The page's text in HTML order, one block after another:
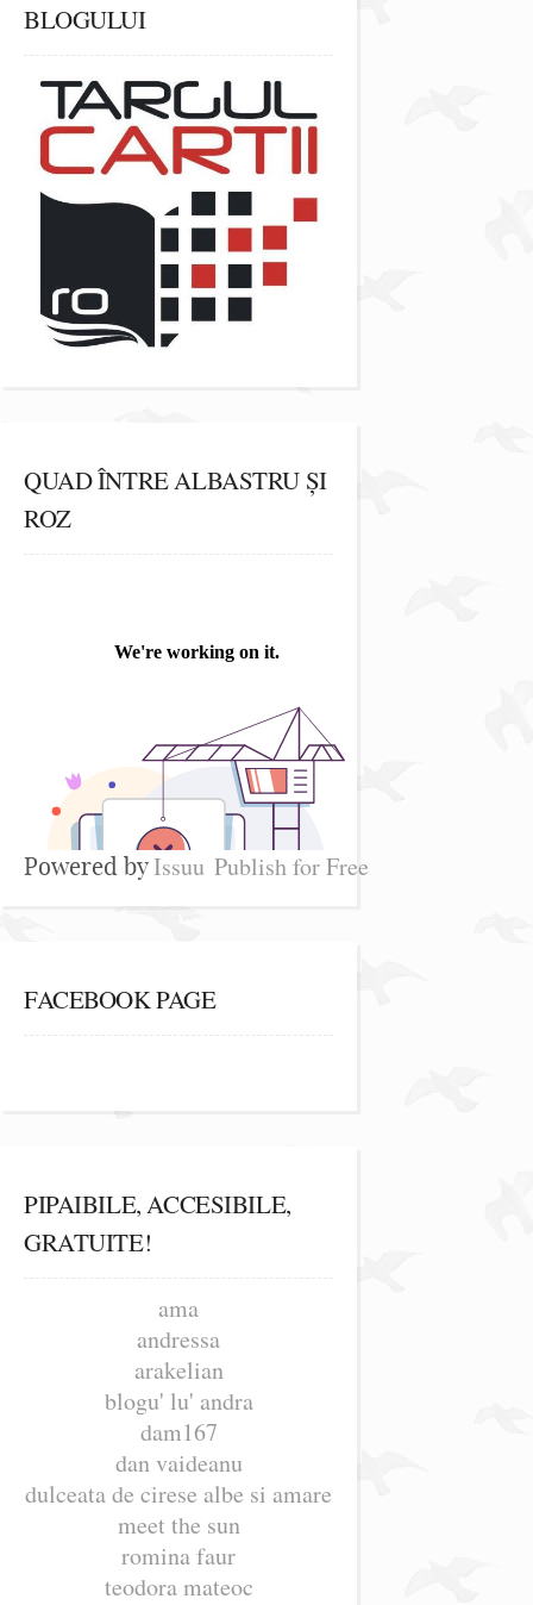
BLOGULUI
QUAD ÎNTRE ALBASTRU ȘI
ROZ
Powered byIssuu Publish for Free
FACEBOOK PAGE
PIPAIBILE, ACCESIBILE,
GRATUITE!
ama
andressa
arakelian
blogu' lu' andra
dam167
dan vaideanu
dulceata de cirese albe si amare
meet the sun
romina faur
teodora mateoc